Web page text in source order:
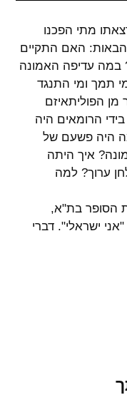
brightness_low
ניגודיות כהה
font_download
מתי הפכנו
האם התקיים
במה עדיפה האמונה
תמך ומי התנגד
מן הפוליתאיזם
הרומאים היה
היה פשעם של
איך היתה
ערוך? למה
ב 3/3/2015 בבית הסופר בת"א,
ישראלי". דברי